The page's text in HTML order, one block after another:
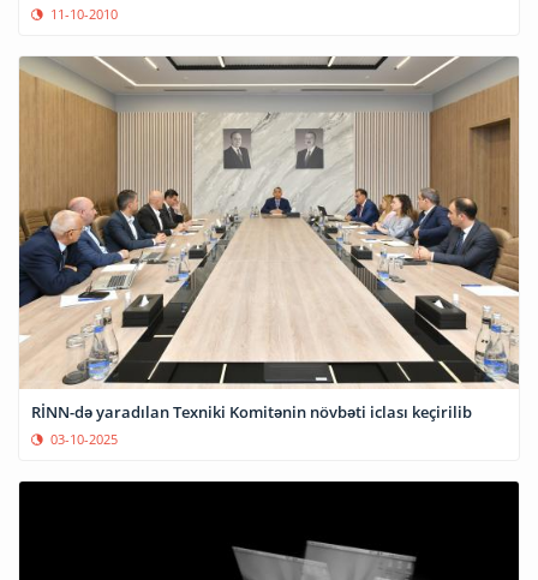
11-10-2010
RİNN-də yaradılan Texniki Komitənin növbəti iclası keçirilib
03-10-2025